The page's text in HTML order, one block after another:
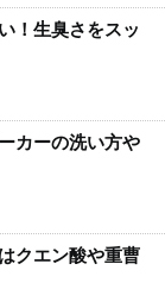
！生臭さをスッ
カーの洗い方や
クエン酸や重曹